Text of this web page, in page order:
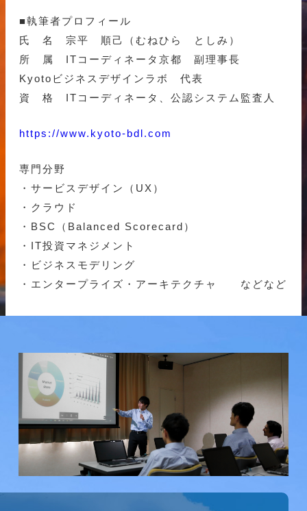
■執筆者プロフィール
氏 名 宗平 順己（むねひら としみ）
所 属 ITコーディネータ京都 副理事長
Kyotoビジネスデザインラボ 代表
資 格 ITコーディネータ、公認システム監査人
https://www.kyoto-bdl.com
専門分野
・サービスデザイン（UX）
・クラウド
・BSC（Balanced Scorecard）
・IT投資マネジメント
・ビジネスモデリング
・エンタープライズ・アーキテクチャ などなど